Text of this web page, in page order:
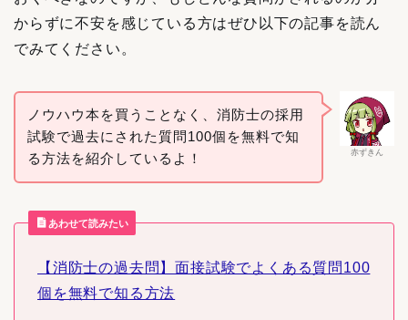
からずに不安を感じている方はぜひ以下の記事を読ん
でみてください。
赤ずきん
ノウハウ本を買うことなく、消防士の採用
試験で過去にされた質問100個を無料で知
る方法を紹介しているよ！
あわせて読みたい
【消防士の過去問】面接試験でよくある質問100
個を無料で知る方法